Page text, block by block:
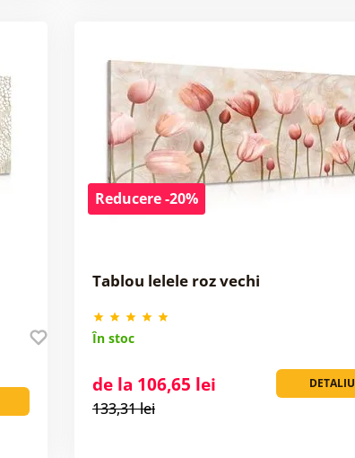
Reducere -20%
Tablou lelele roz vechi
În stoc
DETALIU
de la 106,65 lei
133,31 lei